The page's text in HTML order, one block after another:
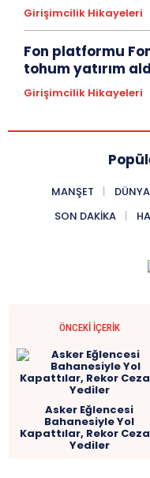
Girişimcilik Hikayeleri
Fon platformu
tohum yatırım
Girişimcilik Hikayeleri
MANŞET DÜNYA
SON DAKIKA
ÖNCEKI İÇERIK
Asker Eğlencesi
Bahanesiyle Yol
Kapattılar, Rekor
Yediler